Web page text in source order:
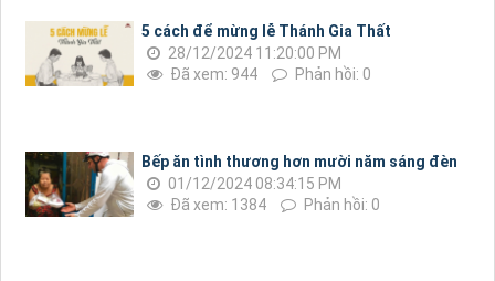
5 cách để mừng lễ Thánh Gia Thất
28/12/2024 11:20:00 PM
Đã xem: 944
Phản hồi: 0
Bếp ăn tình thương hơn mười năm sáng đèn
01/12/2024 08:34:15 PM
Đã xem: 1384
Phản hồi: 0